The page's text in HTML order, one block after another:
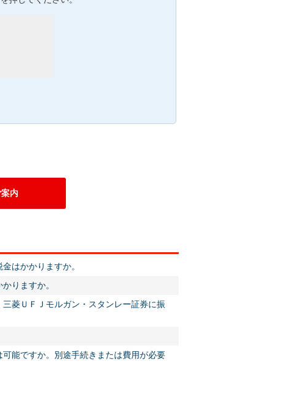
内
はかかりますか。
りますか。
菱ＵＦＪモルガン・スタンレー証券に振
能ですか。別途手続きまたは費用が必要